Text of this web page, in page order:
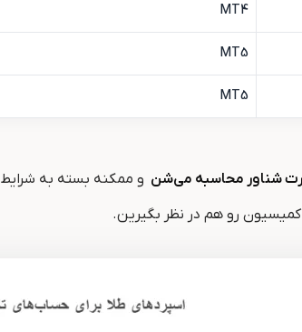
MT4
MT5
MT5
شناور محاسبه می‌شن و ممکنه بسته به
رو هم در نظر بگیرین.